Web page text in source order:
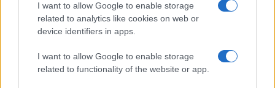
I want to allow Google to enable storage
related to analytics like cookies on web or
device identifiers in apps.
I want to allow Google to enable storage
related to functionality of the website or app.
της Ζωής μας
Οι άνθρωποι, οι αυθεντικές ιστορίες,
πολιτισμός που μας ενώνει κάθε μέρα.